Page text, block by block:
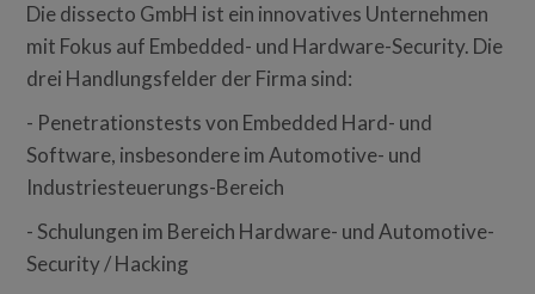
Die dissecto GmbH ist ein innovatives Unternehmen
mit Fokus auf Embedded- und Hardware-Security. Die
drei Handlungsfelder der Firma sind:
- Penetrationstests von Embedded Hard- und
Software, insbesondere im Automotive- und
Industriesteuerungs-Bereich
- Schulungen im Bereich Hardware- und Automotive-
Security / Hacking